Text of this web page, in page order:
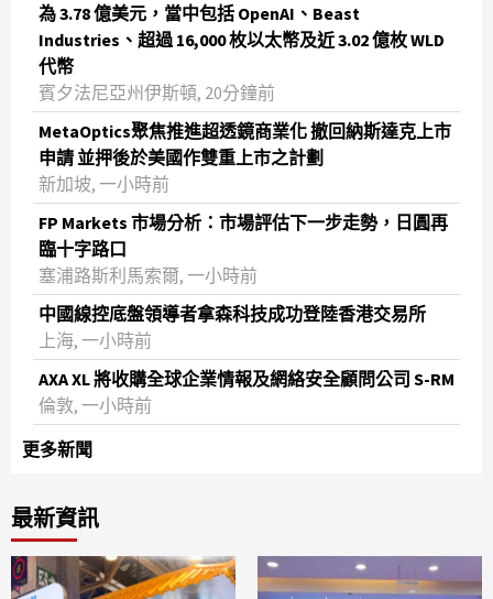
為 3.78 億美元，當中包括 OpenAI、Beast
Industries、超過 16,000 枚以太幣及近 3.02 億枚 WLD
代幣
賓夕法尼亞州伊斯頓, 20分鐘前
MetaOptics聚焦推進超透鏡商業化 撤回納斯達克上市
申請 並押後於美國作雙重上市之計劃
新加坡, 一小時前
FP Markets 市場分析：市場評估下一步走勢，日圓再
臨十字路口
塞浦路斯利馬索爾, 一小時前
中國線控底盤領導者拿森科技成功登陸香港交易所
上海, 一小時前
AXA XL 將收購全球企業情報及網絡安全顧問公司 S-RM
倫敦, 一小時前
更多新聞
最新資訊